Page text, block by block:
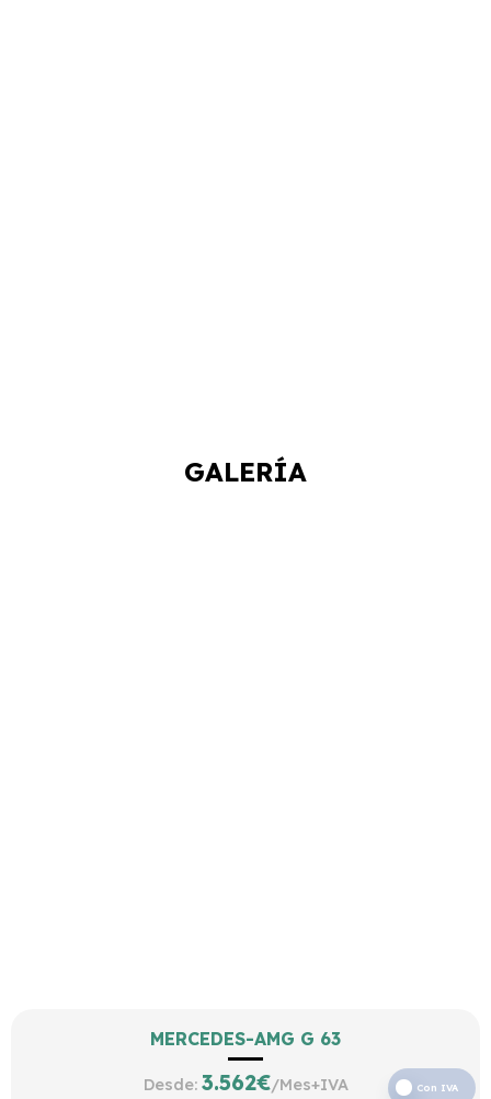
GALERÍA
MERCEDES-AMG G 63
Desde: 3.562€/Mes+IVA Con IVA